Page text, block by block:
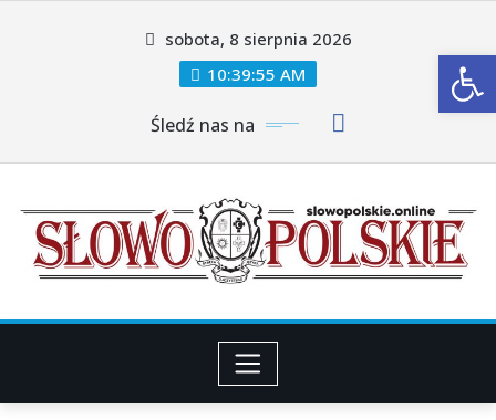
sobota, 8 sierpnia 2026
10:39:57 AM
Śledź nas na